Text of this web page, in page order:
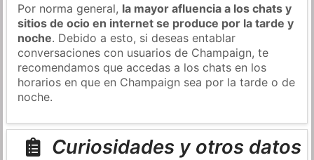
Por norma general, la mayor afluencia a los chats y
sitios de ocio en internet se produce por la tarde y
noche. Debido a esto, si deseas entablar
conversaciones con usuarios de Champaign, te
recomendamos que accedas a los chats en los
horarios en que en Champaign sea por la tarde o de
noche.
Curiosidades y otros datos